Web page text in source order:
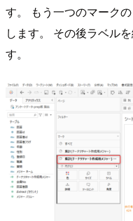
す。 もう一つのマークの
します。 その後ラベル
す。